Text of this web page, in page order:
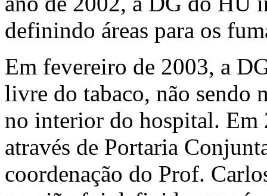
definindo áreas para os
Em fevereiro de 2003, a
livre do tabaco, não sendo
no interior do hospital.
através de Portaria
coordenação do Prof.